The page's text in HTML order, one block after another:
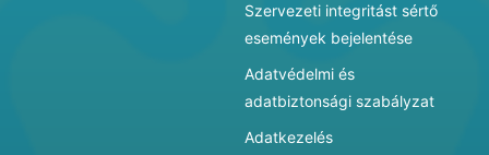
Szervezeti integritást sértő
események bejelentése
Adatvédelmi és
adatbiztonsági szabályzat
Adatkezelés